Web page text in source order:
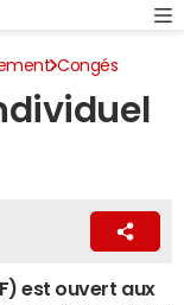
Congés
est ouvert aux